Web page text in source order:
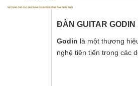
ĐÀN GUITAR
Godin là một thương
nghệ tiên tiến trong các